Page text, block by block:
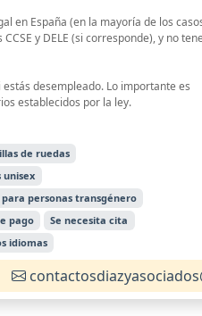
en España (en la mayoría de los
y DELE (si corresponde), y no
desempleado. Lo importante es
establecidos por la ley.
de ruedas
unisex
para personas transgénero
pago
Se necesita cita
idiomas